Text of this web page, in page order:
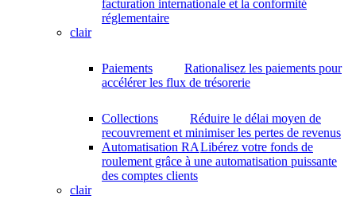
facturation internationale et la conformité
réglementaire
clair
Paiements
Rationalisez les paiements pour
accélérer les flux de trésorerie
Collections
Réduire le délai moyen de
recouvrement et minimiser les pertes de revenus
Automatisation RALibérez votre fonds de
roulement grâce à une automatisation puissante
des comptes clients
clair